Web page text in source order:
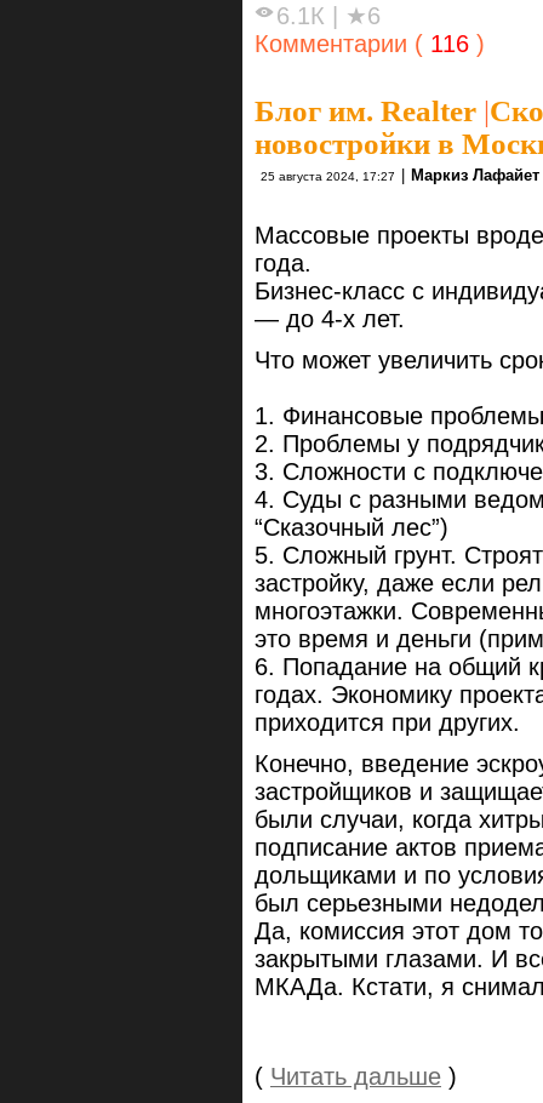
6.1К
★6
Комментарии ( 116 )
Блог им. Realter |
новостройки в
25 августа 2024, 17:27 Маркиз Лафайет
Массовые проекты
года.
Бизнес-класс с
— до 4-х лет.
Что может увеличить
1. Финансовые
2. Проблемы у
3. Сложности с
4. Суды с разными
“Сказочный лес”)
5. Сложный грунт.
застройку, даже если
многоэтажки.
это время и деньги
6. Попадание на общий
годах. Экономику
приходится при других.
Конечно, введение
застройщиков и
были случаи, когда
подписание актов
дольщиками и по
был серьезными
Да, комиссия этот дом
закрытыми глазами. И
МКАДа. Кстати, я
( Читать дальше )